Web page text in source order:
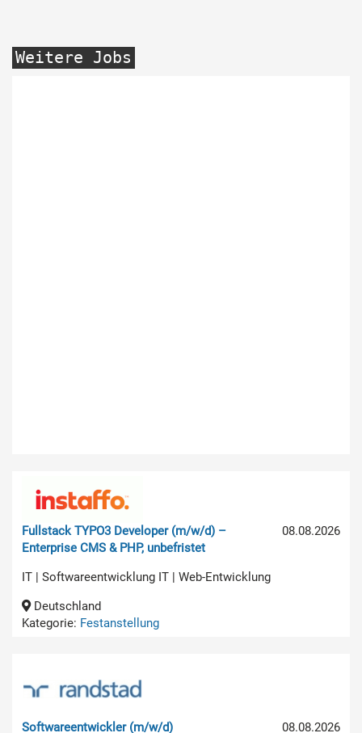
Weitere Jobs
08.08.2026
Fullstack TYPO3 Developer (m/w/d) –
Enterprise CMS & PHP, unbefristet
IT | Softwareentwicklung IT | Web-Entwicklung
Deutschland
Kategorie: Festanstellung
08.08.2026
Softwareentwickler (m/w/d)